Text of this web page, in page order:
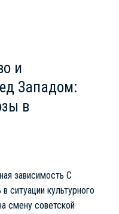
и
Западом:
в
зависимость С
ситуации культурного
смену советской